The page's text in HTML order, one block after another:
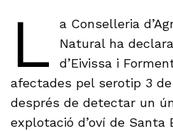
L
a Conselleria
Natural ha
d’Eivissa i
afectades pel serotip 3
després de detectar un
explotació d’oví de Santa